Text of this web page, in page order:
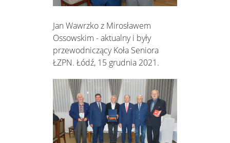
Jan Wawrzko z Mirosławem
Ossowskim - aktualny i były
przewodniczący Koła Seniora
ŁZPN. Łódź, 15 grudnia 2021.